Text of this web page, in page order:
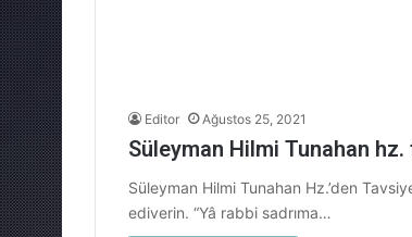
Editor Ağustos 25, 2021
Süleyman Hilmi Tunahan
Süleyman Hilmi Tunahan Hz.’den
ediverin. “Yâ rabbi sadrıma…